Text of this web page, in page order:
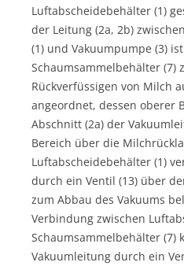
Luftabscheidebehälter (1)
der Leitung (2a, 2b)
(1) und Vakuumpumpe (3)
Schaumsammelbehälter (7)
Rückverfüssigen von Milch
angeordnet, dessen oberer
Abschnitt (2a) der
Bereich über die
Luftabscheidebehälter (1)
durch ein Ventil (13) über
zum Abbau des Vakuums
Verbindung zwischen
Schaumsammelbehälter (7)
Vakuumleitung durch ein